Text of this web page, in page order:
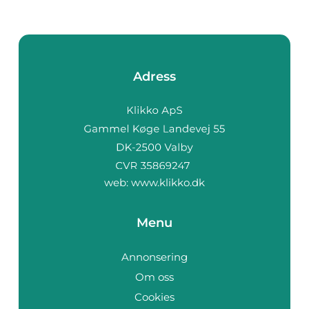
Adress
web: www.klikko.dk
Menu
Annonsering
Om oss
Cookies